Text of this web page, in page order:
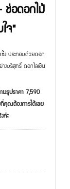
ช่อดอกไม้
จ"
ง ประกอบด้วยดอก
งบริสุทธิ์ ดอกไลเซ็น
มรูปราคา 7,590
คุณต้องการได้เลย
ค่ะ